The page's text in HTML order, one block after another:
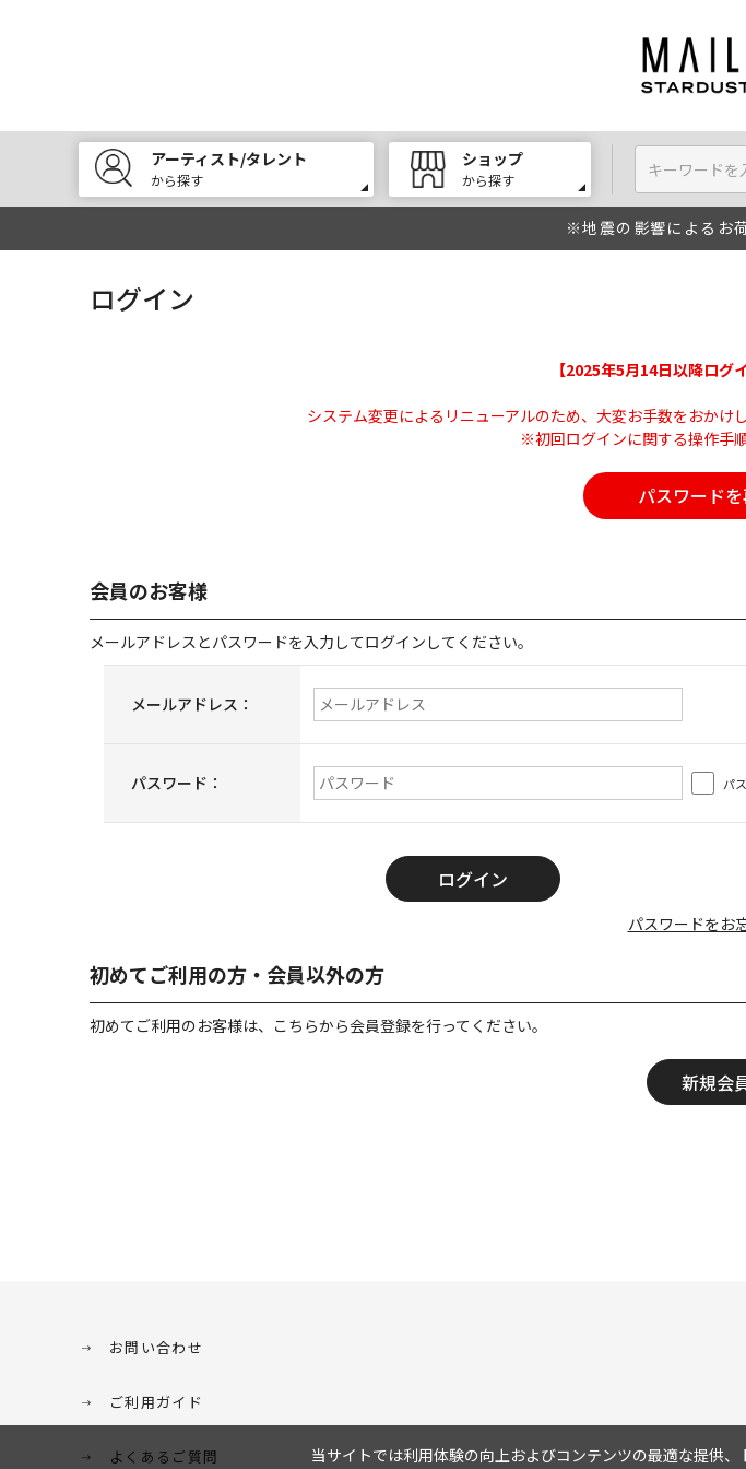
アーティスト/タレント
から探す
ショップ
から探す
※地震の影響によるお
ログイン
【2025年5月14日以降ログ
システム変更によるリニューアルのため、大変お手数をおかけ
※初回ログインに関する操作手
パスワード
会員のお客様
メールアドレスとパスワードを入力してログインしてください。
メールアドレス：
パスワード： パ
パスワードをお
初めてご利用の方・会員以外の方
初めてご利用のお客様は、こちらから会員登録を行ってください。
お問い合わせ
ご利用ガイド
よくあるご質問
当サイトでは利用体験の向上およびコンテンツの最適な提供